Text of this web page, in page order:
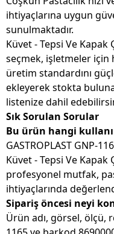
ihtiyaçlarına uygun
sunulmaktadır.
Küvet - Tepsi Ve
seçmek, işletmeler
üretim standardını
ekleyerek stokta
listenize dahil
Sık Sorulan Sorular
Bu ürün hangi
GASTROPLAST GNP-
Küvet - Tepsi Ve
profesyonel mutfak,
ihtiyaçlarında
Sipariş öncesi neyi
Ürün adı, görsel, ölçü,